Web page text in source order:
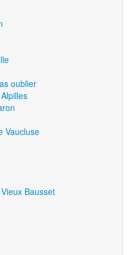
oublier
Vaucluse
Bausset